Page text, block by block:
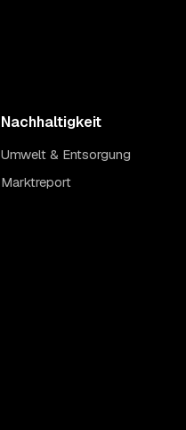
Nachhaltigkeit
Umwelt & Entsorgung
Marktreport